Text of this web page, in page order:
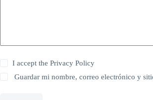
I accept thePrivacy Policy
Guardar mi nombre, correo electrónico y